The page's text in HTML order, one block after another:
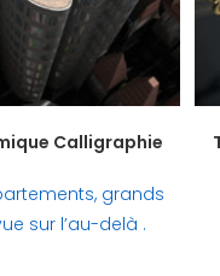
Calligraphie
grands
sur l’au-delà .